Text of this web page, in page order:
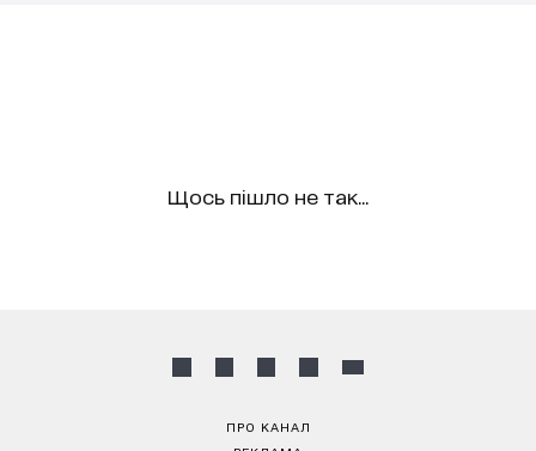
Щось пішло не так...
ПРО КАНАЛ